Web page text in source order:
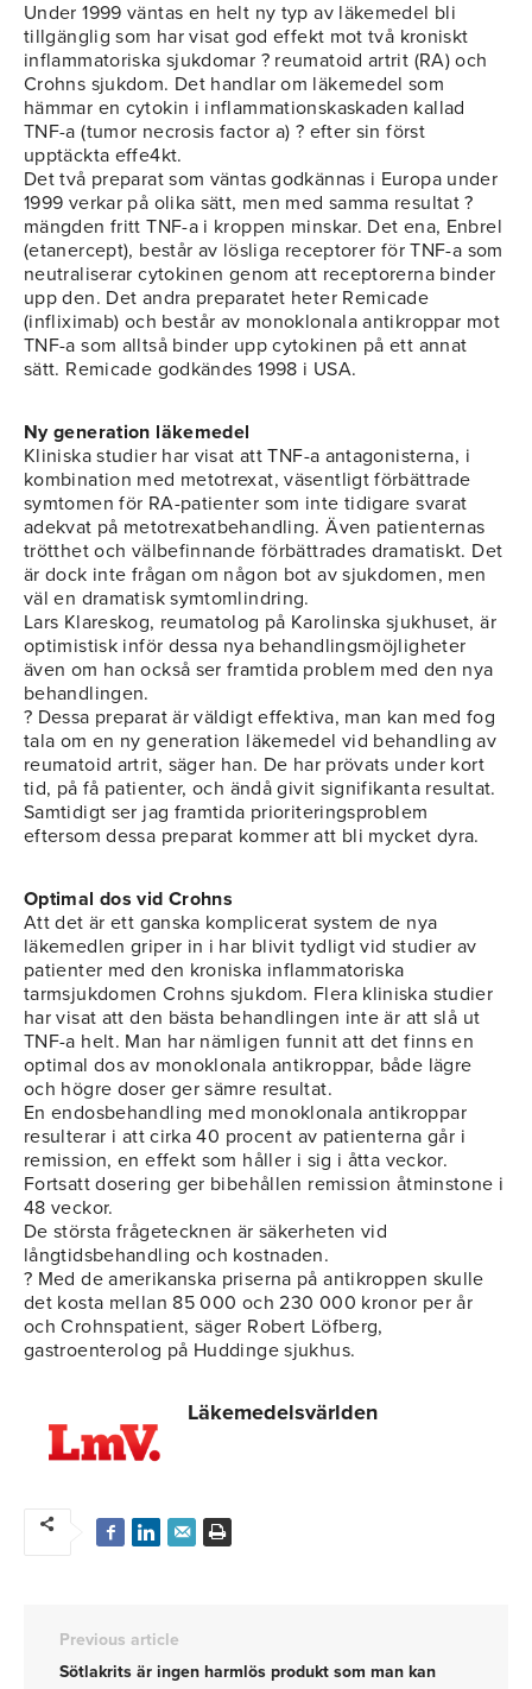
Under 1999 väntas en helt ny typ av läkemedel bli
tillgänglig som har visat god effekt mot två kroniskt
inflammatoriska sjukdomar ? reumatoid artrit (RA) och
Crohns sjukdom. Det handlar om läkemedel som
hämmar en cytokin i inflammationskaskaden kallad
TNF-a (tumor necrosis factor a) ? efter sin först
upptäckta effe4kt.
Det två preparat som väntas godkännas i Europa under
1999 verkar på olika sätt, men med samma resultat ?
mängden fritt TNF-a i kroppen minskar. Det ena, Enbrel
(etanercept), består av lösliga receptorer för TNF-a som
neutraliserar cytokinen genom att receptorerna binder
upp den. Det andra preparatet heter Remicade
(infliximab) och består av monoklonala antikroppar mot
TNF-a som alltså binder upp cytokinen på ett annat
sätt. Remicade godkändes 1998 i USA.
Ny generation läkemedel
Kliniska studier har visat att TNF-a antagonisterna, i
kombination med metotrexat, väsentligt förbättrade
symtomen för RA-patienter som inte tidigare svarat
adekvat på metotrexatbehandling. Även patienternas
trötthet och välbefinnande förbättrades dramatiskt. Det
är dock inte frågan om någon bot av sjukdomen, men
väl en dramatisk symtomlindring.
Lars Klareskog, reumatolog på Karolinska sjukhuset, är
optimistisk inför dessa nya behandlingsmöjligheter
även om han också ser framtida problem med den nya
behandlingen.
? Dessa preparat är väldigt effektiva, man kan med fog
tala om en ny generation läkemedel vid behandling av
reumatoid artrit, säger han. De har prövats under kort
tid, på få patienter, och ändå givit signifikanta resultat.
Samtidigt ser jag framtida prioriteringsproblem
eftersom dessa preparat kommer att bli mycket dyra.
Optimal dos vid Crohns
Att det är ett ganska komplicerat system de nya
läkemedlen griper in i har blivit tydligt vid studier av
patienter med den kroniska inflammatoriska
tarmsjukdomen Crohns sjukdom. Flera kliniska studier
har visat att den bästa behandlingen inte är att slå ut
TNF-a helt. Man har nämligen funnit att det finns en
optimal dos av monoklonala antikroppar, både lägre
och högre doser ger sämre resultat.
En endosbehandling med monoklonala antikroppar
resulterar i att cirka 40 procent av patienterna går i
remission, en effekt som håller i sig i åtta veckor.
Fortsatt dosering ger bibehållen remission åtminstone i
48 veckor.
De största frågetecknen är säkerheten vid
långtidsbehandling och kostnaden.
? Med de amerikanska priserna på antikroppen skulle
det kosta mellan 85 000 och 230 000 kronor per år
och Crohnspatient, säger Robert Löfberg,
gastroenterolog på Huddinge sjukhus.
Läkemedelsvärlden
Previous article
Sötlakrits är ingen harmlös produkt som man kan